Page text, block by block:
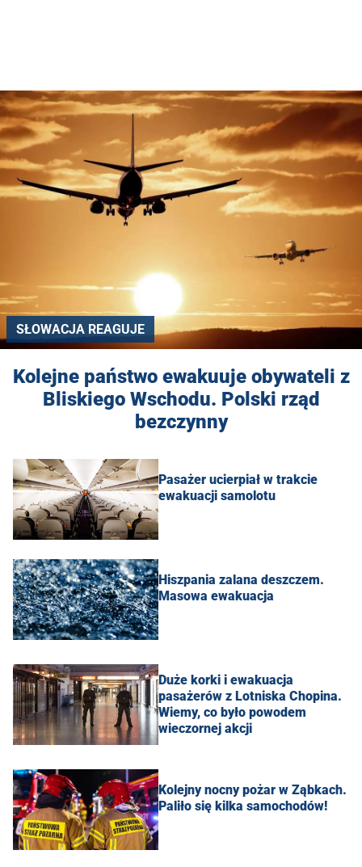
SŁOWACJA REAGUJE
Kolejne państwo ewakuuje obywateli z
Bliskiego Wschodu. Polski rząd
bezczynny
Pasażer ucierpiał w trakcie
ewakuacji samolotu
Hiszpania zalana deszczem.
Masowa ewakuacja
Duże korki i ewakuacja
pasażerów z Lotniska Chopina.
Wiemy, co było powodem
wieczornej akcji
Kolejny nocny pożar w Ząbkach.
Paliło się kilka samochodów!